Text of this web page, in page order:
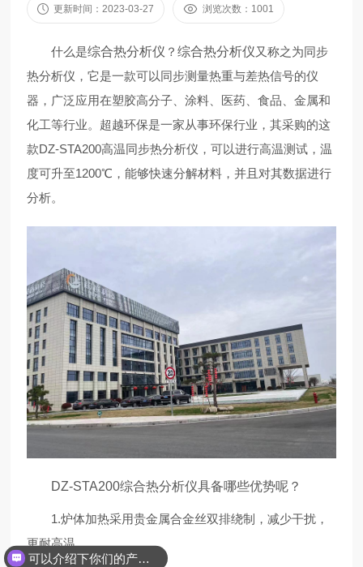
更新时间：2023-03-27 浏览次数：1001
什么是综合热分析仪 ？综合热分析仪又称之为同步
热分析仪，它是一款可以同步测量热重与差热信号的仪
器，广泛应用在塑胶高分子、涂料、医药、食品、金属和
化工等行业。超越环保是一家从事环保行业，其采购的这
款DZ-STA200高温同步热分析仪，可以进行高温测试，温
度可升至1200℃，能够快速分解材料，并且对其数据进行
分析。
DZ-STA200综合热分析仪具备哪些优势呢？
1.炉体加热采用贵金属合金丝双排绕制，减少干扰，
更耐高温。